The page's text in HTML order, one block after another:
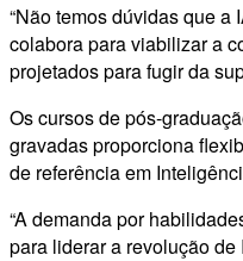
“Não temos dúvidas que
colabora para viabilizar a
projetados para fugir da
Os cursos de pós-
gravadas proporciona
de referência em
“A demanda por
para liderar a revolução de